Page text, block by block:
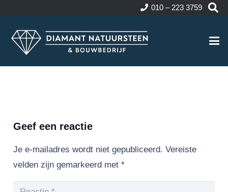
010 – 223 3759
Geef een reactie
Je e-mailadres wordt niet gepubliceerd. Vereiste
velden zijn gemarkeerd met *